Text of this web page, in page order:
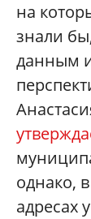
на
знали
данным
однако,
адресах